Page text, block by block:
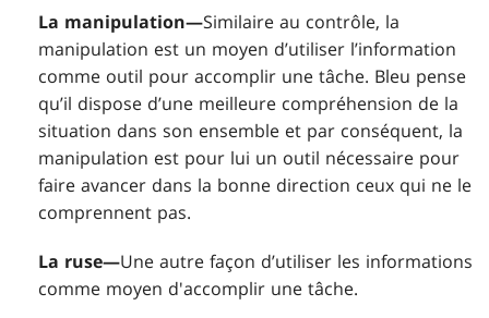
La manipulation—Similaire au contrôle, la
manipulation est un moyen d’utiliser l’information
comme outil pour accomplir une tâche. Bleu pense
qu’il dispose d’une meilleure compréhension de la
situation dans son ensemble et par conséquent, la
manipulation est pour lui un outil nécessaire pour
faire avancer dans la bonne direction ceux qui ne le
comprennent pas.
La ruse—Une autre façon d’utiliser les informations
comme moyen d'accomplir une tâche.